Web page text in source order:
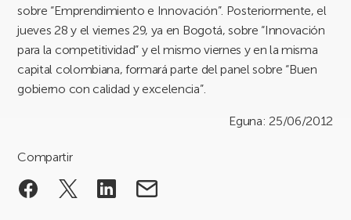
sobre “Emprendimiento e Innovación”. Posteriormente, el
jueves 28 y el viernes 29, ya en Bogotá, sobre “Innovación
para la competitividad” y el mismo viernes y en la misma
capital colombiana, formará parte del panel sobre “Buen
gobierno con calidad y excelencia”.
Eguna: 25/06/2012
Compartir